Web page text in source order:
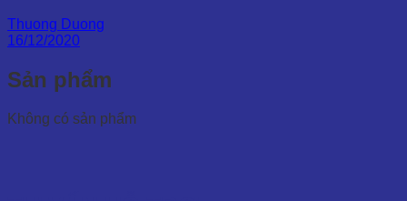
Thuong Duong
16/12/2020
Sản phẩm
Không có sản phẩm